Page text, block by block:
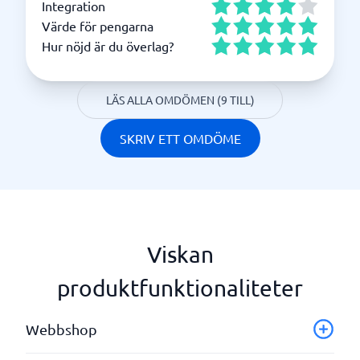
Integration
Värde för pengarna
Hur nöjd är du överlag?
LÄS ALLA OMDÖMEN (9 TILL)
SKRIV ETT OMDÖME
Viskan
produktfunktionaliteter
Webbshop